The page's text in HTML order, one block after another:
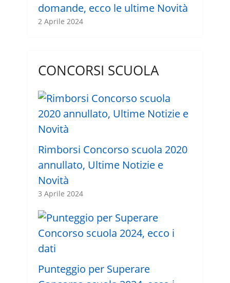
domande, ecco le ultime Novità
2 Aprile 2024
CONCORSI SCUOLA
Rimborsi Concorso scuola 2020
annullato, Ultime Notizie e
Novità
3 Aprile 2024
Punteggio per Superare